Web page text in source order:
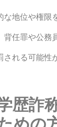
地位や権限
背任罪や公務
れる可能性
歴詐